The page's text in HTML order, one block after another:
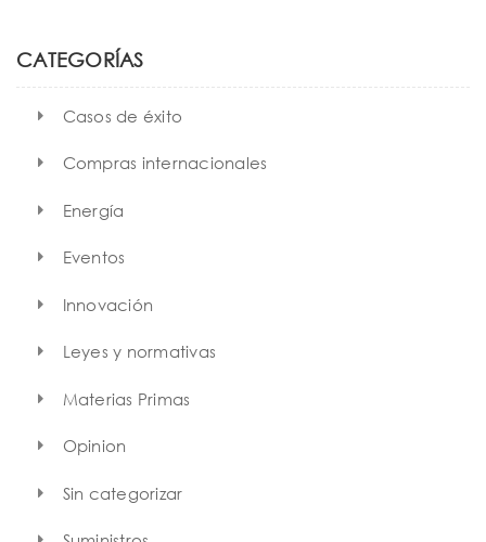
h
CATEGORÍAS
Casos de éxito
Compras internacionales
Energía
Eventos
Innovación
Leyes y normativas
Materias Primas
Opinion
Sin categorizar